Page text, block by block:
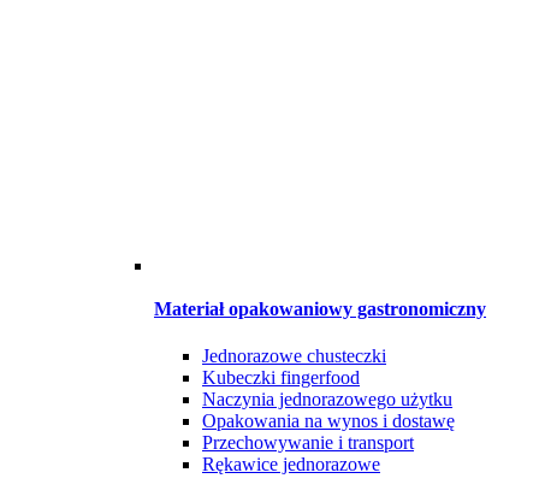
Materiał opakowaniowy gastronomiczny
Jednorazowe chusteczki
Kubeczki fingerfood
Naczynia jednorazowego użytku
Opakowania na wynos i dostawę
Przechowywanie i transport
Rękawice jednorazowe